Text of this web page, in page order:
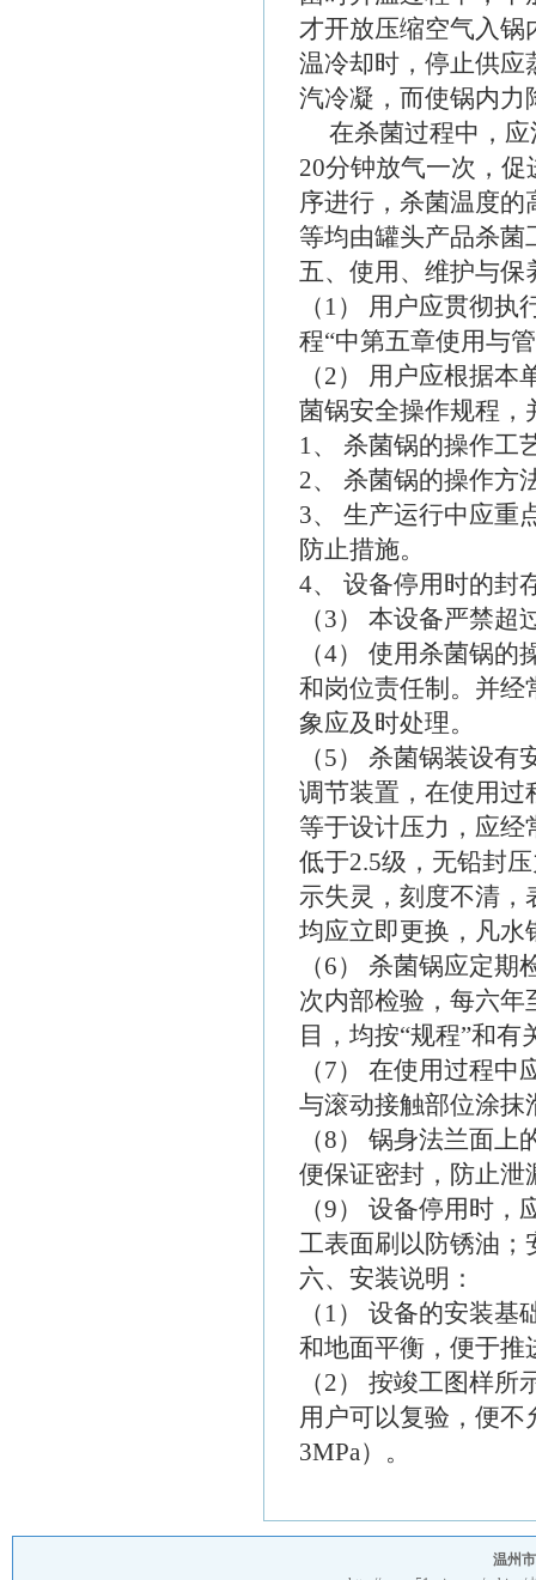
才开放压缩空气入锅
温冷却时，停止供应
汽冷凝，而使锅内力
在杀菌过程中，应
20分钟放气一次，
序进行，杀菌温度
等均由罐头产品杀菌
五、使用、维护与保
（1） 用户应贯彻
程“中第五章使用与
（2） 用户应根据
菌锅安全操作规程，
1、 杀菌锅的操作工
2、 杀菌锅的操作方
3、 生产运行中应重
防止措施。
4、 设备停用时的封
（3） 本设备严禁
（4） 使用杀菌锅
和岗位责任制。并经
象应及时处理。
（5） 杀菌锅装设
调节装置，在使用过
等于设计压力，应经
低于2.5级，无铅封
示失灵，刻度不清，
均应立即更换，凡
（6） 杀菌锅应定
次内部检验，每六年
目，均按“规程”和
（7） 在使用过程
与滚动接触部位涂抹
（8） 锅身法兰面
便保证密封，防止泄
（9） 设备停用时
工表面刷以防锈油；
六、安装说明：
（1） 设备的安装
和地面平衡，便于推
（2） 按竣工图样
用户可以复验，便
3MPa）。
温州